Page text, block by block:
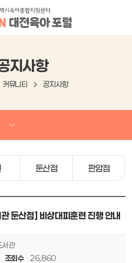
지사항
커뮤니티 공지사항
둔산점 판암점
둔산점] 비상대피훈련 진행 안내
서관
조회수 26,860